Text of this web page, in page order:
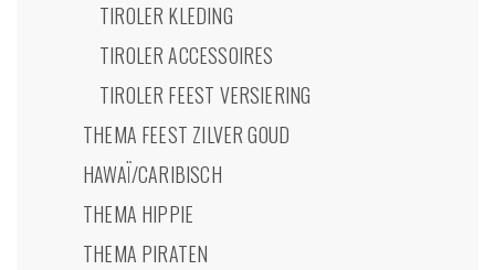
TIROLER KLEDING
TIROLER ACCESSOIRES
TIROLER FEEST VERSIERING
THEMA FEEST ZILVER GOUD
HAWAÏ/CARIBISCH
THEMA HIPPIE
THEMA PIRATEN